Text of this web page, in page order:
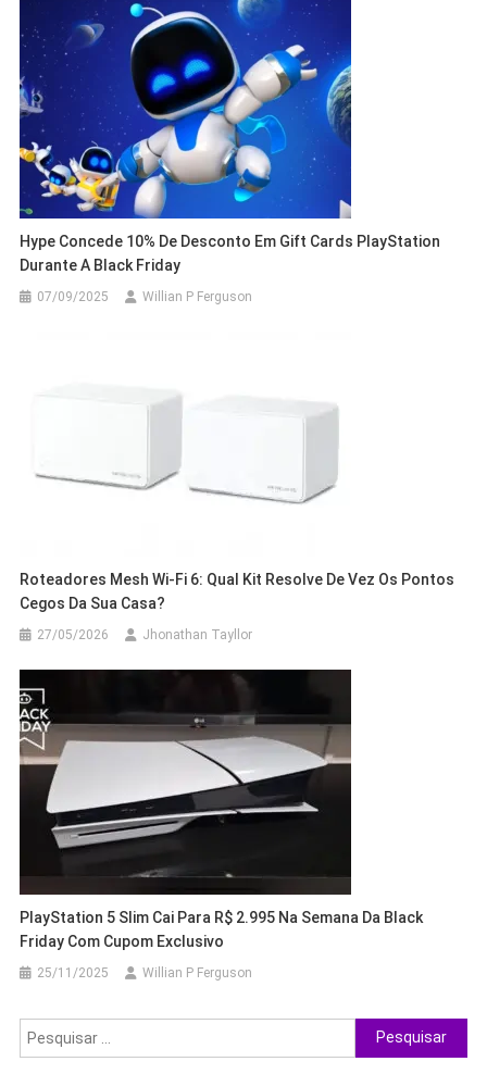
Hype Concede 10% De Desconto Em Gift Cards PlayStation
Durante A Black Friday
07/09/2025 Willian P Ferguson
Roteadores Mesh Wi-Fi 6: Qual Kit Resolve De Vez Os Pontos
Cegos Da Sua Casa?
27/05/2026 Jhonathan Tayllor
PlayStation 5 Slim Cai Para R$ 2.995 Na Semana Da Black
Friday Com Cupom Exclusivo
25/11/2025 Willian P Ferguson
Pesquisar
por: